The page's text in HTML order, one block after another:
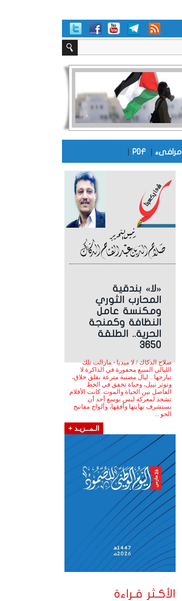
مرافىء PDF
«لا» بندقية
المحارب الثوري
ومكنسة عامل
النظافة وكمنجة
الحرية.. الطلقة
3650
صلاح الدكاك / لا ميديا - مازالت تلك
الليالي السبع محفورة في الذاكرة لا
تبارحها... ليال مضنية مترعة بقلق خلاق،
وتوتر نبيل، وحياة تخفق في الخط
الفاصل بين الحياة والموت. كانت الأقلام
تشحذ لمعركة ليس بوسع أحد أن
يستشرف نهايتها وأفقها، وألواح مفاتيح
الحو ...
الـمــزيـد +
الأكـثر قـراءة